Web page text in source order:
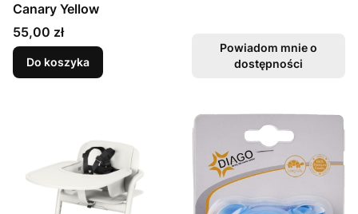
Canary Yellow
Cena
55,00 zł
Do koszyka
Powiadom mnie o
dostępności